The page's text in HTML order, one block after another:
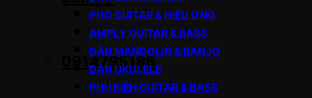
0914795185
PHƠ GUITAR & HIỆU ỨNG
AMPLY GUITAR & BASS
ĐÀN MANDOLIN & BANJO
ĐÀN UKULELE
PHỤ KIỆN GUITAR & BASS